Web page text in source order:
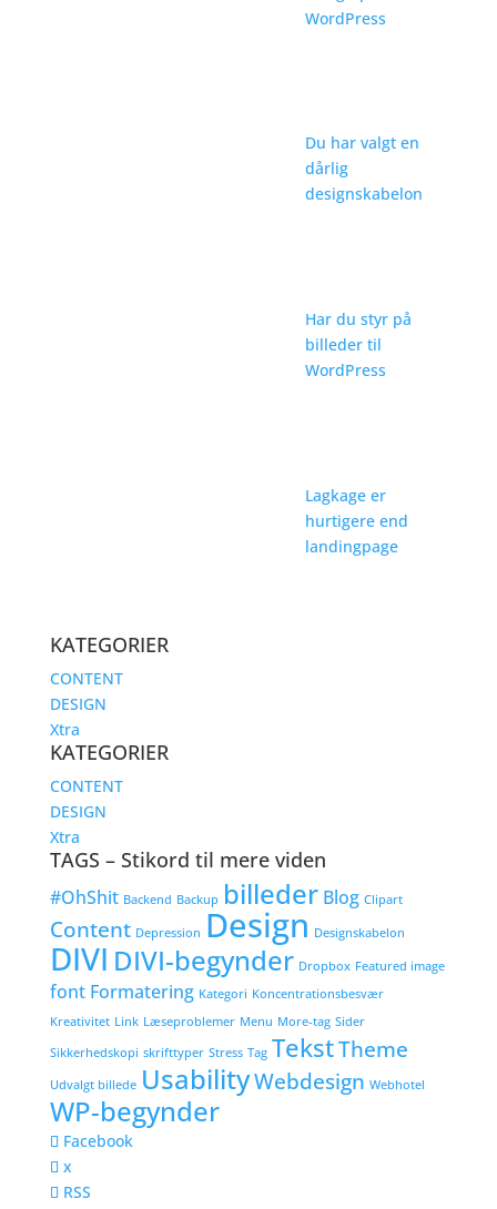
WordPress
Du har valgt en
dårlig
designskabelon
Har du styr på
billeder til
WordPress
Lagkage er
hurtigere end
landingpage
KATEGORIER
CONTENT
DESIGN
Xtra
KATEGORIER
CONTENT
DESIGN
Xtra
TAGS – Stikord til mere viden
#OhShit Backend Backup billeder Blog Clipart
Content Depression Design Designskabelon
DIVI DIVI-begynder Dropbox Featured image
font Formatering Kategori Koncentrationsbesvær
Kreativitet Link Læseproblemer Menu More-tag Sider
Sikkerhedskopi skrifttyper Stress Tag TekstTheme
Udvalgt billede UsabilityWebdesign Webhotel
WP-begynder
Facebook
x
RSS